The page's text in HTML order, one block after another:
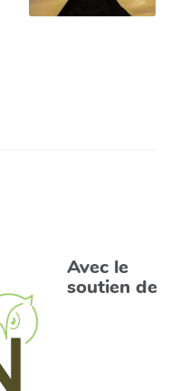
Avec le
soutien de